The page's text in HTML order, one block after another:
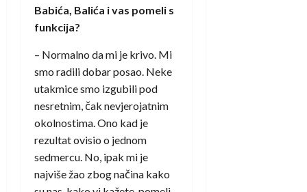
Babića, Balića i vas pomeli s
funkcija?
– Normalno da mi je krivo. Mi
smo radili dobar posao. Neke
utakmice smo izgubili pod
nesretnim, čak nevjerojatnim
okolnostima. Ono kad je
rezultat ovisio o jednom
sedmercu. No, ipak mi je
najviše žao zbog načina kako